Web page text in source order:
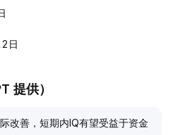
日
提供）
改善，短期内IQ有望受益于资金